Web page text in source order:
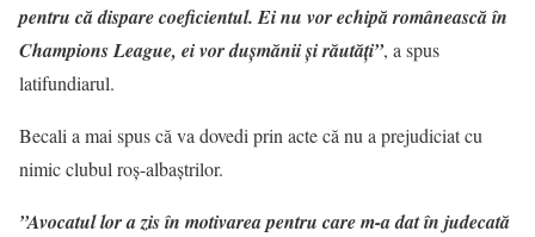
pentru că dispare coeficientul. Ei nu vor echipă românească în
Champions League, ei vor dușmănii și răutăți”, a spus
latifundiarul.
Becali a mai spus că va dovedi prin acte că nu a prejudiciat cu
nimic clubul roș-albaștrilor.
”Avocatul lor a zis în motivarea pentru care m-a dat în judecată